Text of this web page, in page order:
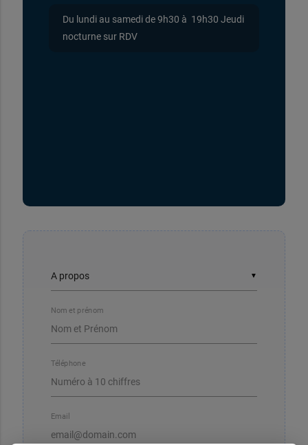
Du lundi au samedi de 9h30 à 19h30 Jeudi
nocturne sur RDV
▼
Nom et prénom
Téléphone
Email